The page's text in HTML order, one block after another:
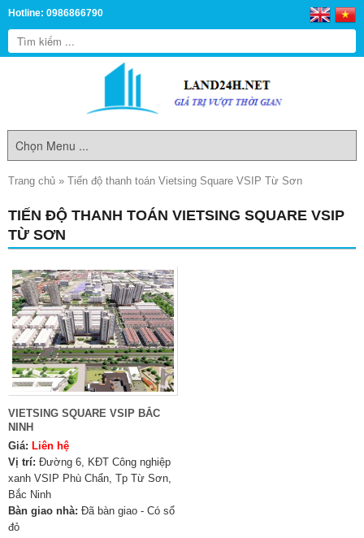
Hotline: 0986866790
Trang chủ » Tiến độ thanh toán Vietsing Square VSIP Từ Sơn
TIẾN ĐỘ THANH TOÁN VIETSING SQUARE VSIP
TỪ SƠN
VIETSING SQUARE VSIP BẮC
NINH
Giá: Liên hệ
Vị trí: Đường 6, KĐT Công nghiệp
xanh VSIP Phù Chẩn, Tp Từ Sơn,
Bắc Ninh
Bàn giao nhà: Đã bàn giao - Có sổ
đỏ